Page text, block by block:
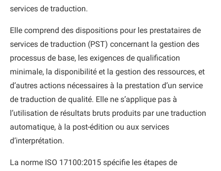
services de traduction.
Elle comprend des dispositions pour les prestataires de
services de traduction (PST) concernant la gestion des
processus de base, les exigences de qualification
minimale, la disponibilité et la gestion des ressources, et
d’autres actions nécessaires à la prestation d’un service
de traduction de qualité. Elle ne s’applique pas à
l’utilisation de résultats bruts produits par une traduction
automatique, à la post-édition ou aux services
d’interprétation.
La norme ISO 17100:2015 spécifie les étapes de